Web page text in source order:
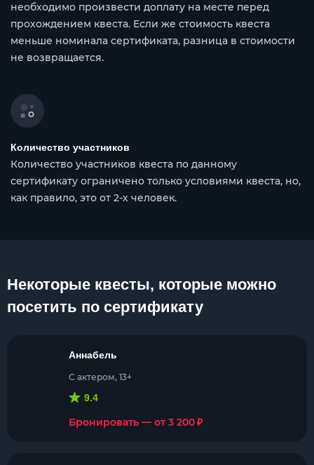
необходимо произвести доплату на месте перед
прохождением квеста. Если же стоимость квеста
меньше номинала сертификата, разница в стоимости
не возвращается.
Количество участников
Количество участников квеста по данному
сертификату ограничено только условиями квеста, но,
как правило, это от 2-х человек.
Некоторые квесты, которые можно
посетить по сертификату
Аннабель
С актером, 13+
9.4
Бронировать — от 3 200₽